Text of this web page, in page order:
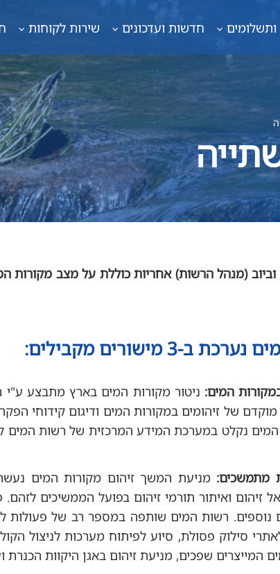
חדשות ועדכונים שירות לקוחות
(מנהל הרשות) אחריות כוללת על מצב מקורות
מישורים מקבילים:
המים: ניטור מקורות המים בארץ מתבצע ע"י
של זיהומים במקורות המים ודיגום קידוחי
נקלט במערכת המידע המרכזית של רשות המים
מתמשכים: מניעת המשך זיהום מקורות המים
זיהום ואיתור תורמי זיהום בפועל הממשיכים לזהם.
רשות המים שותפה במספר רב של פעולות
סילוק פסולת, סיוע לפיתוח מערכות לניצול
המייצרים שפכים, מניעת זיהום באגן היקוות הכנרת